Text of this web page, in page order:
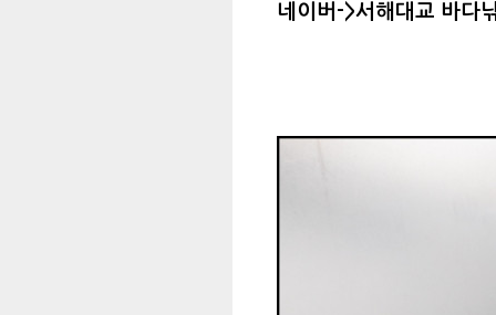
네이버->서해대교 바다